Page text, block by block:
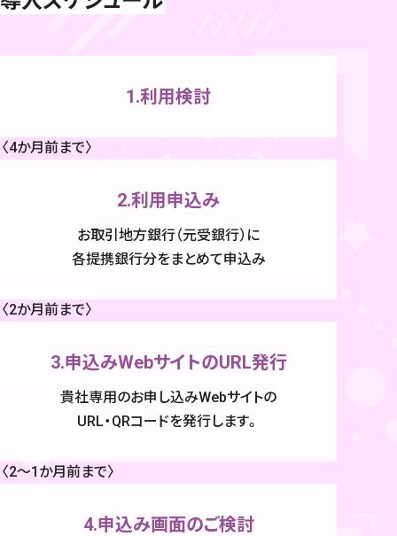
1.利用検討
2.利用申込み
〈4か月前まで〉
お取引地方銀行（元受銀行）に
各提携銀行分をまとめて申込み
3.申込みWebサイトのURL発行
〈2か月前まで〉
貴社専用のお申し込みWebサイトの
URL・QRコードを発行します。
4.申込み画面のご検討
〈2〜1か月前まで〉